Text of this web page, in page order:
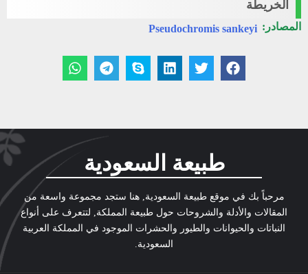
الخريطة
المصادر: Pseudochromis sankeyi
طبيعة السعودية
مرحباً بك في موقع طبيعة السعودية, هنا ستجد مجموعة واسعة من
المقالات والأدلة والشروحات حول طبيعة المملكة, لتتعرف على أنواع
النباتات والحيوانات والطيور والحشرات الموجود في المملكة العربية
السعودية.